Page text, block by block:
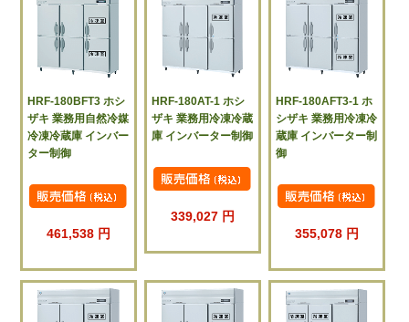
HRF-180BFT3 ホシ
ザキ 業務用自然冷媒
冷凍冷蔵庫 インバー
ター制御
461,538 円
HRF-180AT-1 ホシ
ザキ 業務用冷凍冷蔵
庫 インバーター制御
339,027 円
HRF-180AFT3-1 ホ
シザキ 業務用冷凍冷
蔵庫 インバーター制
御
355,078 円